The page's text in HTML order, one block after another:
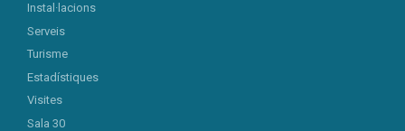
Instal·lacions
Serveis
Turisme
Estadístiques
Visites
Sala 30